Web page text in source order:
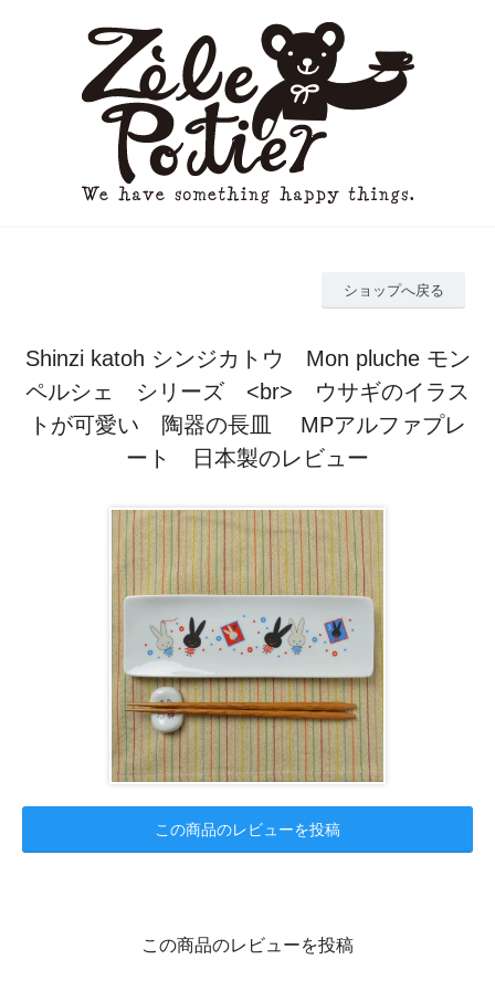
ショップへ戻る
Shinzi katoh シンジカトウ Mon pluche モン
ペルシェ シリーズ <br> ウサギのイラス
トが可愛い 陶器の長皿 MPアルファプレ
ート 日本製のレビュー
この商品のレビューを投稿
この商品のレビューを投稿